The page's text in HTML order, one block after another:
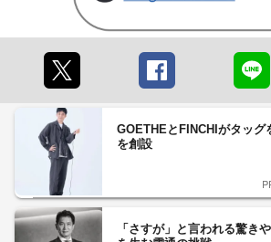
GOETHEとFINCHIがタッグ
を創設
「さすが」と言われる驚き